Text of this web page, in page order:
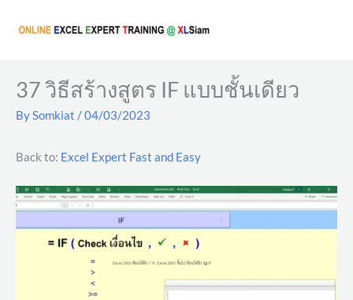
37 วิธีสร้างสูตร IF แบบชั้นเดียว
BySomkiat /04/03/2023
Back to: Excel Expert Fast and Easy